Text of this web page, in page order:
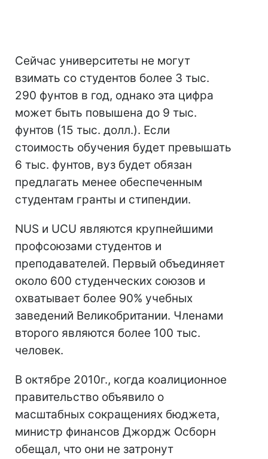
Сейчас университеты не могут
взимать со студентов более 3 тыс.
290 фунтов в год, однако эта цифра
может быть повышена до 9 тыс.
фунтов (15 тыс. долл.). Если
стоимость обучения будет превышать
6 тыс. фунтов, вуз будет обязан
предлагать менее обеспеченным
студентам гранты и стипендии.
NUS и UCU являются крупнейшими
профсоюзами студентов и
преподавателей. Первый объединяет
около 600 студенческих союзов и
охватывает более 90% учебных
заведений Великобритании. Членами
второго являются более 100 тыс.
человек.
В октябре 2010г., когда коалиционное
правительство объявило о
масштабных сокращениях бюджета,
министр финансов Джордж Осборн
обещал, что они не затронут